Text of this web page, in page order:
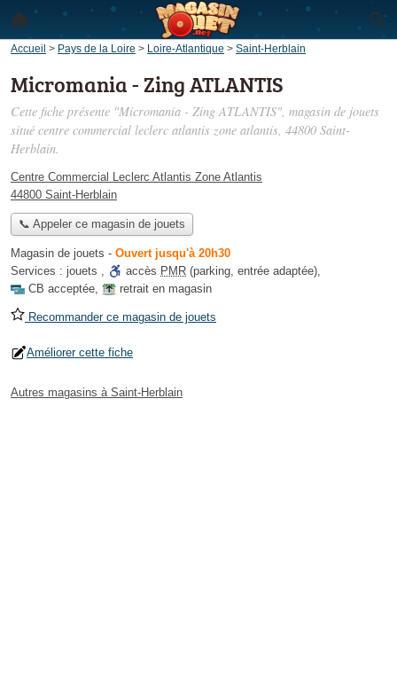
Accueil > Pays de la Loire > Loire-Atlantique > Saint-Herblain
Micromania - Zing ATLANTIS
Cette fiche présente "Micromania - Zing ATLANTIS", magasin de jouets
situé centre commercial leclerc atlantis zone atlantis, 44800 Saint-
Herblain.
Centre Commercial Leclerc Atlantis Zone Atlantis
44800 Saint-Herblain
📞 Appeler ce magasin de jouets
Magasin de jouets - Ouvert jusqu'à 20h30
Services : jouets , accès PMR (parking, entrée adaptée),
CB acceptée, retrait en magasin
Recommander ce magasin de jouets
Améliorer cette fiche
Autres magasins à Saint-Herblain